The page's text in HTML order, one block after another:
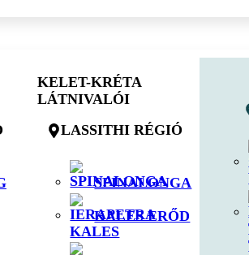
KELET-KRÉTA
LÁTNIVALÓI
LASSITHI RÉGIÓ
SPINALONGA
KALES ERŐD